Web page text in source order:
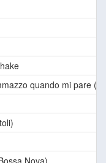
quando mi pare